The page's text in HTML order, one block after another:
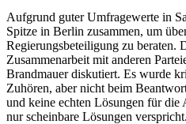
Aufgrund guter Umfragewerte in
Spitze in Berlin zusammen, um
Regierungsbeteiligung zu beraten.
Zusammenarbeit mit anderen
Brandmauer diskutiert. Es wurde
Zuhören, aber nicht beim
und keine echten Lösungen für die
nur scheinbare Lösungen verspricht.